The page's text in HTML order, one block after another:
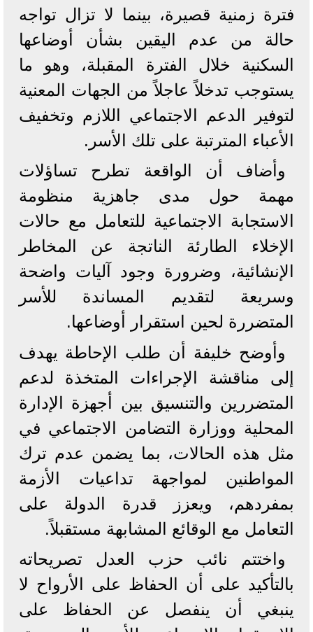
فترة زمنية قصيرة، بينما لا تزال تواجه
حالة من عدم اليقين بشأن أوضاعها
السكنية خلال الفترة المقبلة، وهو ما
يستوجب تدخلاً عاجلاً من الجهات المعنية
لتوفير الدعم الاجتماعي اللازم وتخفيف
الأعباء المترتبة على تلك الأسر.
وأضاف أن الواقعة تطرح تساؤلات
مهمة حول مدى جاهزية منظومة
الاستجابة الاجتماعية للتعامل مع حالات
الإخلاء الطارئة الناتجة عن المخاطر
الإنشائية، وضرورة وجود آليات واضحة
وسريعة لتقديم المساندة للأسر
المتضررة لحين استقرار أوضاعها.
وأوضح خليفة أن طلب الإحاطة يهدف
إلى مناقشة الإجراءات المتخذة لدعم
المتضررين والتنسيق بين أجهزة الإدارة
المحلية ووزارة التضامن الاجتماعي في
مثل هذه الحالات، بما يضمن عدم ترك
المواطنين لمواجهة تداعيات الأزمة
بمفردهم، ويعزز قدرة الدولة على
التعامل مع الوقائع المشابهة مستقبلاً.
واختتم نائب حزب العدل تصريحاته
بالتأكيد على أن الحفاظ على الأرواح لا
ينبغي أن ينفصل عن الحفاظ على